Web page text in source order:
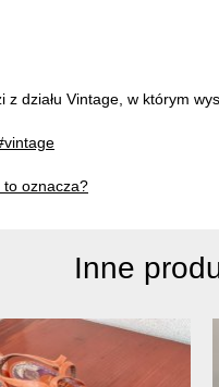
działu Vintage, w którym
to oznacza?
Inne